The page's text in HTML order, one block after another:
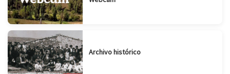
Archivo histórico